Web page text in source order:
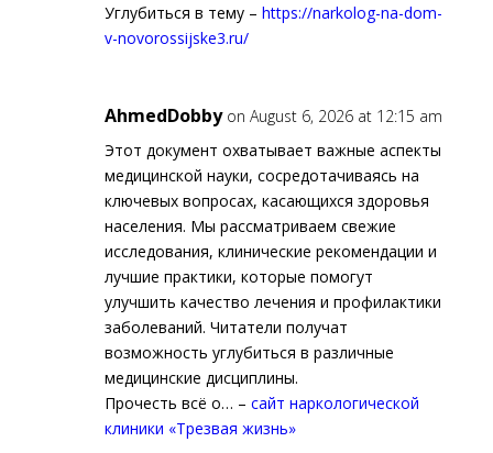
Углубиться в тему – https://narkolog-na-dom-
v-novorossijske3.ru/
AhmedDobby on August 6, 2026 at 12:15 am
Этот документ охватывает важные аспекты
медицинской науки, сосредотачиваясь на
ключевых вопросах, касающихся здоровья
населения. Мы рассматриваем свежие
исследования, клинические рекомендации и
лучшие практики, которые помогут
улучшить качество лечения и профилактики
заболеваний. Читатели получат
возможность углубиться в различные
медицинские дисциплины.
Прочесть всё о… – сайт наркологической
клиники «Трезвая жизнь»